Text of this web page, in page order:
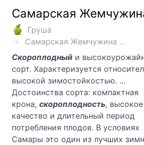
Самарская
Груша
Самарская Жемчужина ...
Скороплодный и
сорт. Характеризуется
высокой зимостойкостью. ...
Достоинства сорта: компактная
крона, скороплодность, высокое
качество и длительный период
потребления плодов. В условиях
Самары это один из лучших